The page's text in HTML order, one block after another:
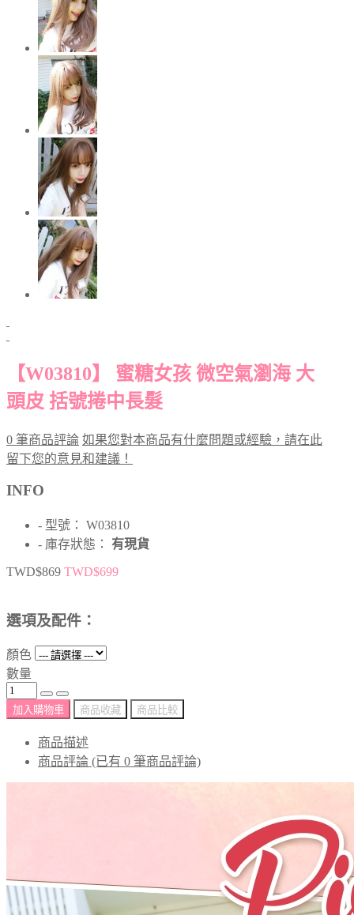
【W03810】 蜜糖女孩 微空氣瀏海 大
頭皮 括號捲中長髮
0 筆商品評論 如果您對本商品有什麼問題或經驗，請在此
留下您的意見和建議！
INFO
- 型號： W03810
- 庫存狀態：
有現貨
TWD$869 TWD$699
選項及配件：
顏色
數量
加入購物車 商品收藏 商品比較
商品描述
商品評論 (已有 0 筆商品評論)